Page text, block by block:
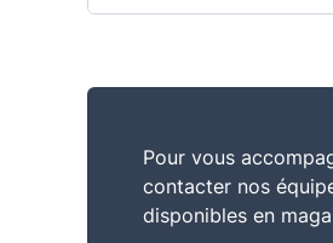
Pour vous
contacter nos
disponibles en